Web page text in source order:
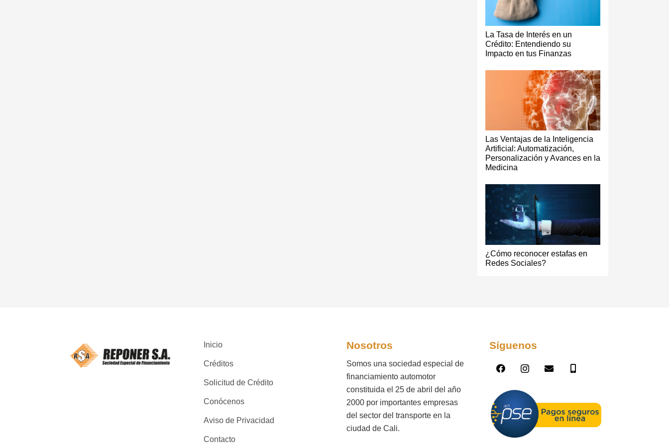
La Tasa de Interés en un
Crédito: Entendiendo su
Impacto en tus Finanzas
Las Ventajas de la Inteligencia
Artificial: Automatización,
Personalización y Avances en la
Medicina
¿Cómo reconocer estafas en
Redes Sociales?
Inicio
Créditos
Solicitud de Crédito
Conócenos
Aviso de Privacidad
Contacto
Nosotros
Somos una sociedad especial de
financiamiento automotor
constituida el 25 de abril del año
2000 por importantes empresas
del sector del transporte en la
ciudad de Cali.
Síguenos